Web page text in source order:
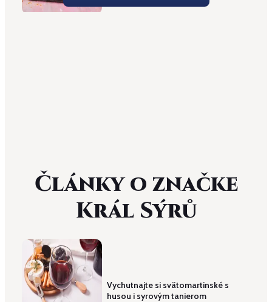
Články o značke
Král Sýrů
Vychutnajte si svätomartinské s
husou i syrovým tanierom